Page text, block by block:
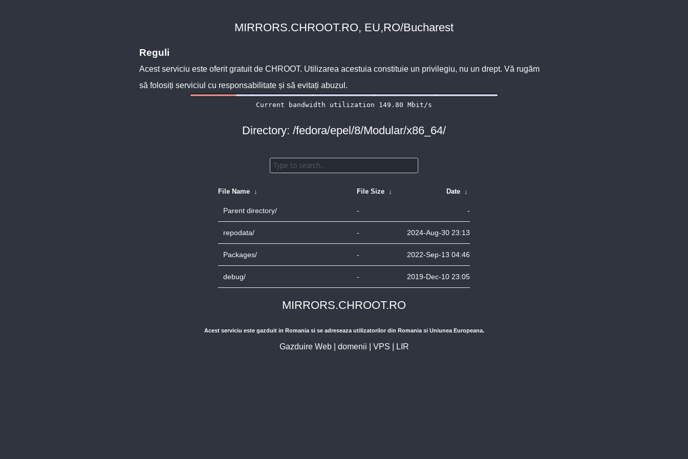
MIRRORS.CHROOT.RO, EU,RO/Bucharest
Reguli
Acest serviciu este oferit gratuit de CHROOT. Utilizarea acestuia constituie un privilegiu, nu un drept. Vă rugăm
să folosiți serviciul cu responsabilitate și să evitați abuzul.
Directory: /fedora/epel/8/Modular/x86_64/
File Name ↓ File Size ↓ Date ↓
Parent directory/ - -
repodata/ - 2024-Aug-30 23:13
Packages/ - 2022-Sep-13 04:46
debug/ - 2019-Dec-10 23:05
MIRRORS.CHROOT.RO
Acest serviciu este gazduit in Romania si se adreseaza utilizatorilor din Romania si Uniunea Europeana.
Gazduire Web| domenii VPS LIR